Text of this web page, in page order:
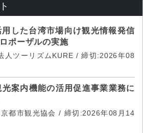
した台湾市場向け観光情報発信
ポーザルの実施
人ツーリズムKURE / 締切:2026年08
案内機能の活用促進事業業務に
都市観光協会 / 締切:2026年08月14